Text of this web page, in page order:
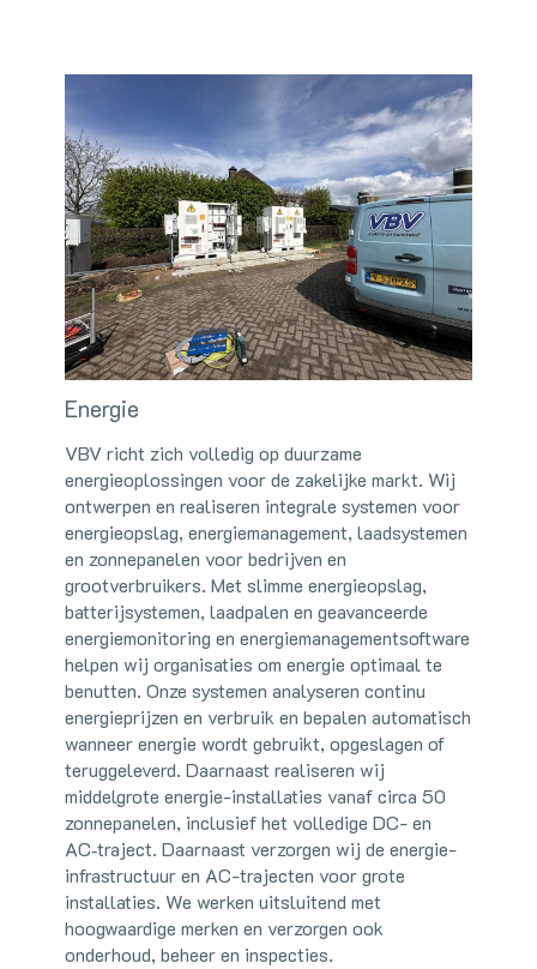
Energie
VBV richt zich volledig op duurzame
energieoplossingen voor de zakelijke markt. Wij
ontwerpen en realiseren integrale systemen voor
energieopslag, energiemanagement, laadsystemen
en zonnepanelen voor bedrijven en
grootverbruikers. Met slimme energieopslag,
batterijsystemen, laadpalen en geavanceerde
energiemonitoring en energiemanagementsoftware
helpen wij organisaties om energie optimaal te
benutten. Onze systemen analyseren continu
energieprijzen en verbruik en bepalen automatisch
wanneer energie wordt gebruikt, opgeslagen of
teruggeleverd. Daarnaast realiseren wij
middelgrote energie-installaties vanaf circa 50
zonnepanelen, inclusief het volledige DC- en
AC‑traject. Daarnaast verzorgen wij de energie-
infrastructuur en AC-trajecten voor grote
installaties. We werken uitsluitend met
hoogwaardige merken en verzorgen ook
onderhoud, beheer en inspecties.